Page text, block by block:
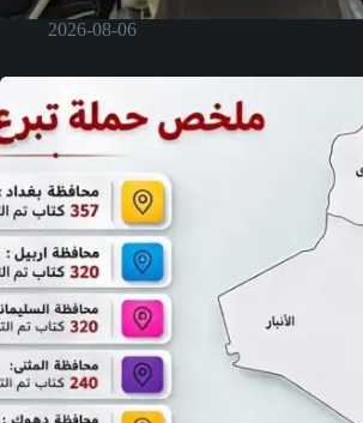
2026-08-06